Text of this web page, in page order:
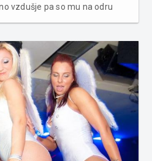
vzdušje pa so mu na odru